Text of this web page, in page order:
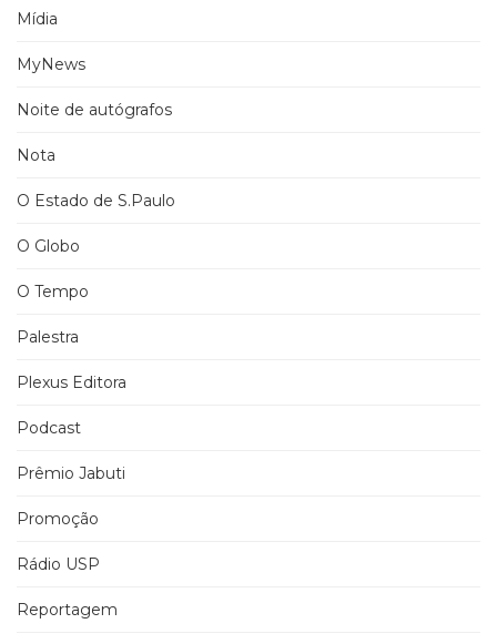
Mídia
MyNews
Noite de autógrafos
Nota
O Estado de S.Paulo
O Globo
O Tempo
Palestra
Plexus Editora
Podcast
Prêmio Jabuti
Promoção
Rádio USP
Reportagem